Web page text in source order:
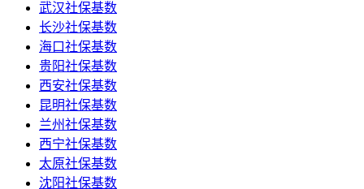
武汉社保基数
长沙社保基数
海口社保基数
贵阳社保基数
西安社保基数
昆明社保基数
兰州社保基数
西宁社保基数
太原社保基数
沈阳社保基数